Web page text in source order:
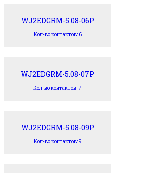
WJ2EDGRM-5.08-06P
Кол-во контактов: 6
WJ2EDGRM-5.08-07P
Кол-во контактов: 7
WJ2EDGRM-5.08-09P
Кол-во контактов: 9